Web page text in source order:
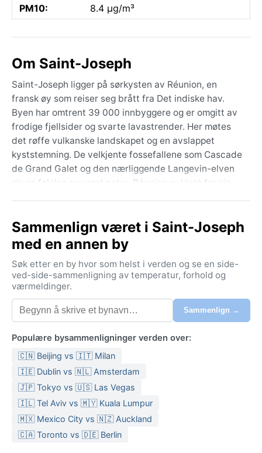
PM10:
8.4 µg/m³
Om Saint-Joseph
Saint-Joseph ligger på sørkysten av Réunion, en
fransk øy som reiser seg brått fra Det indiske hav.
Byen har omtrent 39 000 innbyggere og er omgitt av
frodige fjellsider og svarte lavastrender. Her møtes
det røffe vulkanske landskapet og en avslappet
kyststemning. De velkjente fossefallene som Cascade
de Grand Galet og den nærliggende Langevin-elven
gir en følelse av urørt natur. Réunion er kjent for sin
rolig base for å utforske dette villmarken.
Under Köppens tropiske regnskogsklima (Af) er det
varmt og fuktig året rundt.
Gjennomsnittstemperaturene svinger rundt 24–28 °C,
uten en markant kjølig årstid. Somrene fra november
til april er spesielt regntunge, med hyppige tropiske
byger og høy luftfuktighet. Vintrene fra mai til oktober
men ettermiddagsbygene kommer likevel. Pakk lette
bomullsklær, regnjakke, solkrem og gode vandresko.
Fuktigheten kan være utfordrende, så pustende
stoffer anbefales.
Den beste tiden å besøke Saint-Joseph værnessig er
fra mai til september, da det er mindre nedbør og
lavere luftfuktighet. Temperaturene er behagelige, og
Sammenlign været i Saint-Joseph
med en annen by
Søk etter en by hvor som helst i verden og se en side-
ved-side-sammenligning av temperatur, forhold og
værmeldinger.
Sammenlign →
Populære bysammenligninger verden over:
🇨🇳 Beijing vs 🇮🇹 Milan
🇮🇪 Dublin vs 🇳🇱 Amsterdam
🇯🇵 Tokyo vs 🇺🇸 Las Vegas
🇮🇱 Tel Aviv vs 🇲🇾 Kuala Lumpur
🇲🇽 Mexico City vs 🇳🇿 Auckland
🇨🇦 Toronto vs 🇩🇪 Berlin